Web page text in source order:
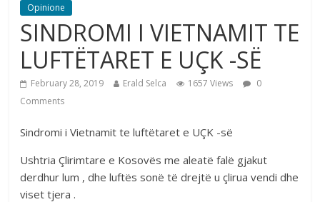
Opinione
SINDROMI I VIETNAMIT TE
LUFTËTARET E UÇK -SË
February 28, 2019 Erald Selca 1657 Views
0
Comments
Sindromi i Vietnamit te luftëtaret e UÇK -së
Ushtria Çlirimtare e Kosovës me aleatë falë gjakut
derdhur lum , dhe luftës sonë të drejtë u çlirua vendi dhe
viset tjera .